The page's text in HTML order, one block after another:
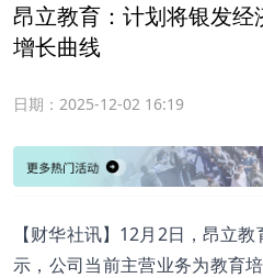
昂立教育：计划将银发
增长曲线
日期： 2025-12-02 16:19
【财华社讯】12月2日，昂立
示，公司当前主营业务为教育